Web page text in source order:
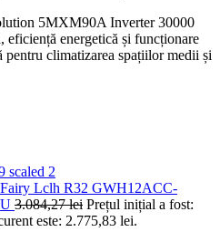
5MXM90A Inverter 30000
energetică și funcționare
climatizarea spațiilor medii și
Fairy Lclh R32 GWH12ACC-
3.084,27lei Prețul inițial a fost:
este: 2.775,83 lei.